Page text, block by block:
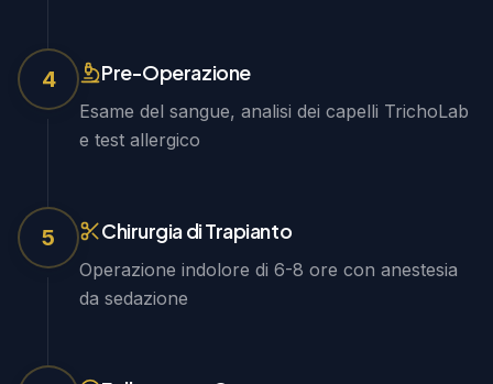
4 Pre-Operazione
Esame del sangue, analisi dei capelli TrichoLab
e test allergico
5 Chirurgia di Trapianto
Operazione indolore di 6-8 ore con anestesia
da sedazione